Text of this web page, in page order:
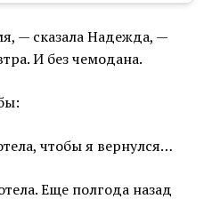
— сказала Надежда, —
И без чемодана.
чтобы я вернулся…
Еще полгода назад